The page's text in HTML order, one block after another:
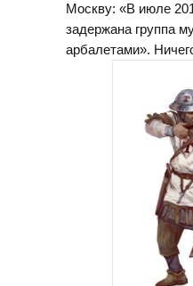
Москву: «В июле
задержана группа
арбалетами».